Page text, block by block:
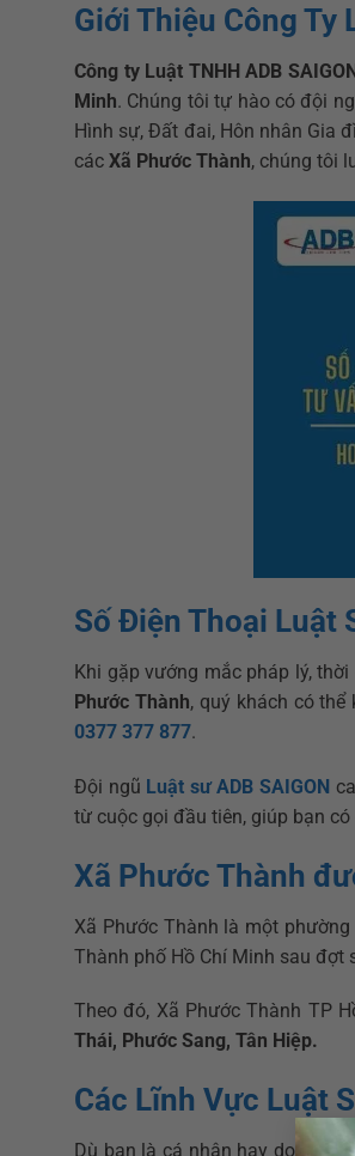
Giới Thiệu Công Ty
Công ty Luật TNHH ADB
Minh. Chúng tôi tự hào có đội
Hình sự, Đất đai, Hôn nhân Gia
các Xã Phước Thành, chúng tôi
Số Điện Thoại Luật
Khi gặp vướng mắc pháp lý,
Phước Thành, quý khách có
0377 377 877.
Đội ngũ Luật sư ADB SAIGON
từ cuộc gọi đầu tiên, giúp bạn
Xã Phước Thành
Xã Phước Thành là một
Thành phố Hồ Chí Minh sau đợt
Theo đó, Xã Phước Thành TP
Thái, Phước Sang, Tân Hiệp.
Các Lĩnh Vực Luật
Dù bạn là cá nhân hay doanh